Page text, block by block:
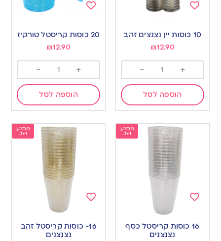
to
10 כוסות יין נצנצים זהב
₪12.90
+
-
הוספה לסל
to
20 כוסות קריסטל טורקיז
₪12.90
+
-
הוספה לסל
מבצע
3+1
to
16 כוסות קריסטל כסף
נצנצנים
מבצע
3+1
to 16- כוסות קריסטל זהב
נצנצנים